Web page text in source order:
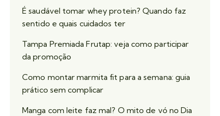
É saudável tomar whey protein? Quando faz
sentido e quais cuidados ter
Tampa Premiada Frutap: veja como participar
da promoção
Como montar marmita fit para a semana: guia
prático sem complicar
Manga com leite faz mal? O mito de vó no Dia